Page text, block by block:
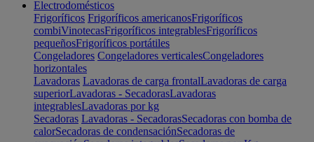
Electrodomésticos
Frigoríficos Frigoríficos americanosFrigoríficos
combiVinotecasFrigoríficos integrablesFrigoríficos
pequeñosFrigoríficos portátiles
Congeladores Congeladores verticalesCongeladores
horizontales
Lavadoras Lavadoras de carga frontalLavadoras de carga
superiorLavadoras - SecadorasLavadoras
integrablesLavadoras por kg
Secadoras Lavadoras - SecadorasSecadoras con bomba de
calorSecadoras de condensaciónSecadoras de